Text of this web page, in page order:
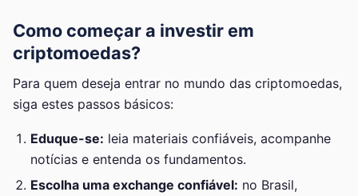
Como começar a investir em
criptomoedas?
Para quem deseja entrar no mundo das criptomoedas,
siga estes passos básicos:
Eduque-se: leia materiais confiáveis, acompanhe
notícias e entenda os fundamentos.
Escolha uma exchange confiável: no Brasil,